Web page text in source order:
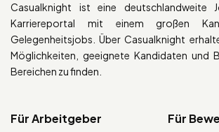
Casualknight ist eine deutschlandweite
Karriereportal mit einem großen
Gelegenheitsjobs. Über Casualknight
Möglichkeiten, geeignete Kandidaten und
Bereichen zu finden.
Für Arbeitgeber Für